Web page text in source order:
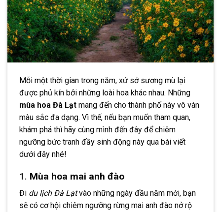
Mỗi một thời gian trong năm, xứ sở sương mù lại
được phủ kín bởi những loài hoa khác nhau. Những
mùa hoa Đà Lạt mang đến cho thành phố này vô vàn
màu sắc đa dạng. Vì thế, nếu bạn muốn tham quan,
khám phá thì hãy cùng mình đến đây để chiêm
ngưỡng bức tranh đầy sinh động này qua bài viết
dưới đây nhé!
1. Mùa hoa mai anh đào
Đi du lịch Đà Lạtvào những ngày đầu năm mới, bạn
sẽ có cơ hội chiêm ngưỡng rừng mai anh đào nở rộ